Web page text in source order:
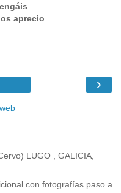
aprecio
›
LUGO , GALICIA,
con fotografías paso a